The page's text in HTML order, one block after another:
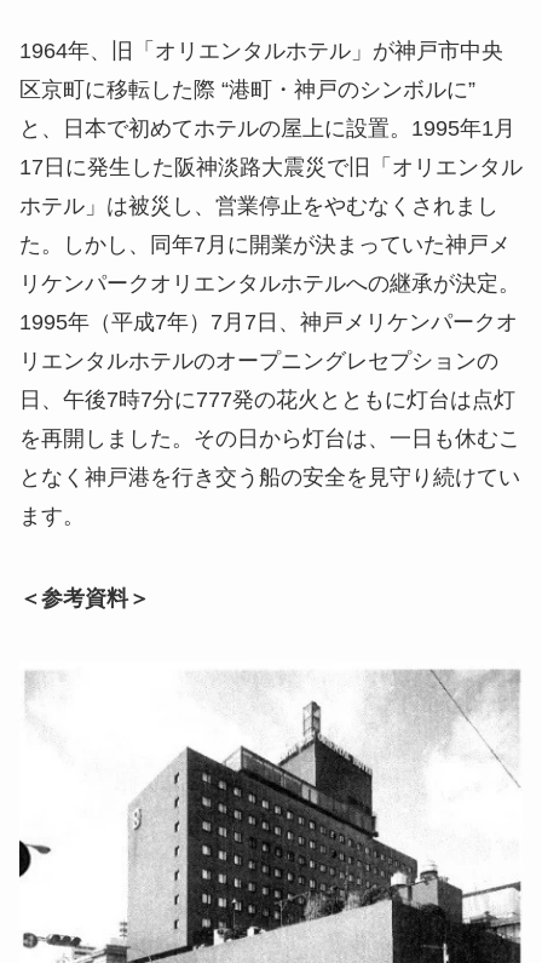
1964年、旧「オリエンタルホテル」が神戸市中央
区京町に移転した際 “港町・神戸のシンボルに”
と、日本で初めてホテルの屋上に設置。1995年1月
17日に発生した阪神淡路大震災で旧「オリエンタル
ホテル」は被災し、営業停止をやむなくされまし
た。しかし、同年7月に開業が決まっていた神戸メ
リケンパークオリエンタルホテルへの継承が決定。
1995年（平成7年）7月7日、神戸メリケンパークオ
リエンタルホテルのオープニングレセプションの
日、午後7時7分に777発の花火とともに灯台は点灯
を再開しました。その日から灯台は、一日も休むこ
となく神戸港を行き交う船の安全を見守り続けてい
ます。
＜参考資料＞